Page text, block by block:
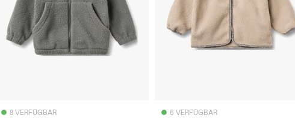
8 VERFÜGBAR 6 VERFÜGBAR